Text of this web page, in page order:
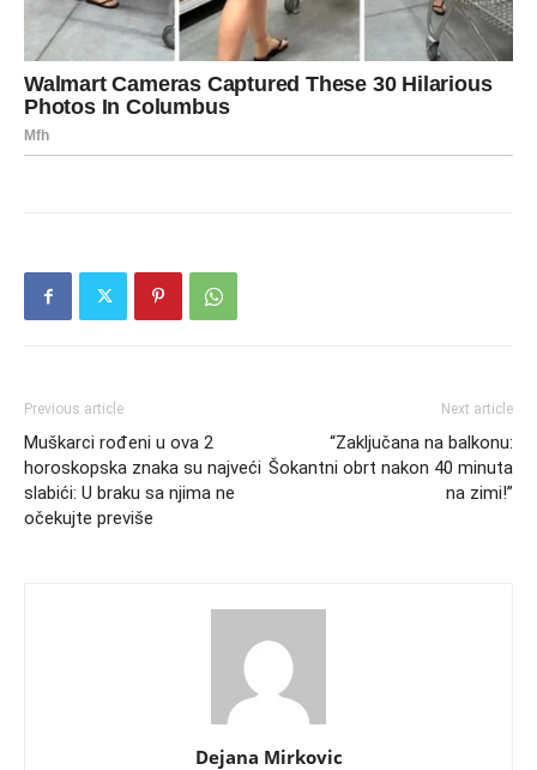
Previous article
Muškarci rođeni u ova 2
horoskopska znaka su najveći
slabići: U braku sa njima ne
očekujte previše
Next article
“Zaključana na balkonu:
Šokantni obrt nakon 40 minuta
na zimi!”
Dejana Mirkovic